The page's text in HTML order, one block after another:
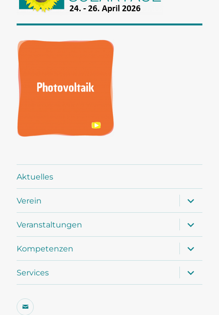
Aktuelles
Verein
öffnen
Veranstaltungen
öffnen
Kompetenzen
öffnen
Services
öffnen
E-